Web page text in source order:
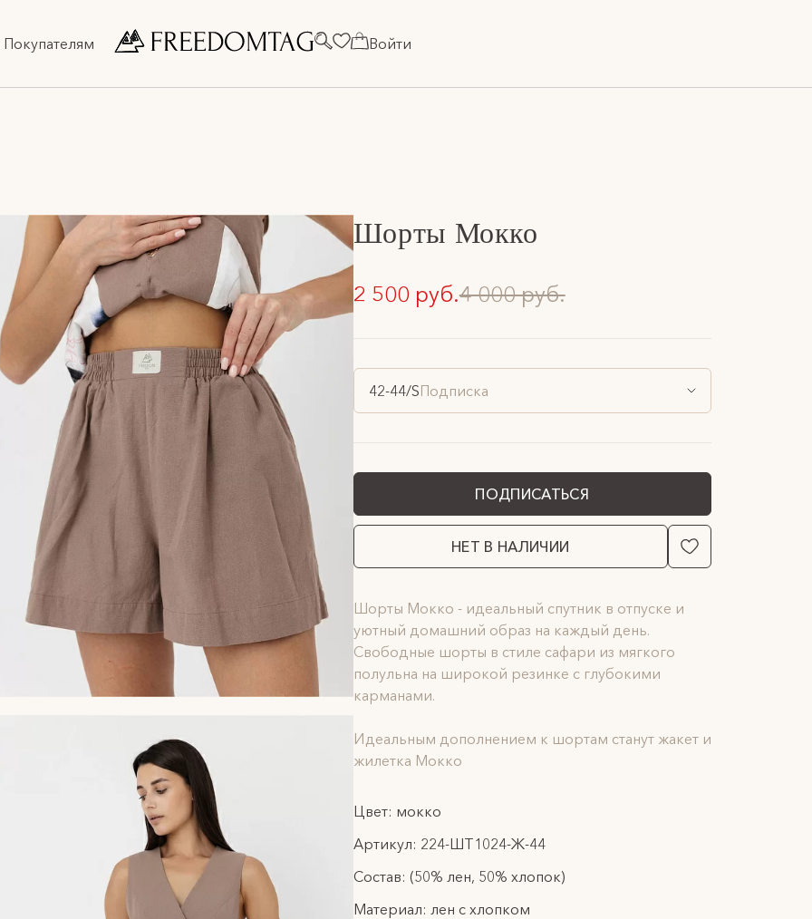
Покупателям Войти
Шорты Мокко
2 500 руб.4 000 руб.
42-44/SПодписка
ПОДПИСАТЬСЯ
НЕТ В НАЛИЧИИ
Шорты Мокко - идеальный спутник в отпуске и
уютный домашний образ на каждый день.
Свободные шорты в стиле сафари из мягкого
полульна на широкой резинке с глубокими
карманами.
Идеальным дополнением к шортам станут жакет и
жилетка Мокко
Цвет: мокко
Артикул: 224-ШТ1024-Ж-44
Состав: (50% лен, 50% хлопок)
Материал: лен с хлопком